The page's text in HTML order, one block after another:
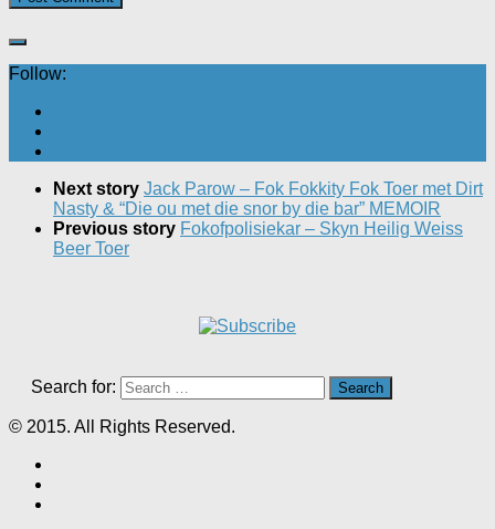
Follow:
Next story Jack Parow – Fok Fokkity Fok Toer met Dirt
Nasty & “Die ou met die snor by die bar” MEMOIR
Previous story Fokofpolisiekar – Skyn Heilig Weiss
Beer Toer
Search for:
© 2015. All Rights Reserved.